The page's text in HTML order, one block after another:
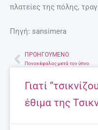
πλατείες της πόλης,
Πηγή: sansimera
PrevΠΡΟΗΓΟΎΜΕΝΟ
Πονοκέφαλος μετά τον ύπνο
Γιατί
έθιμα της